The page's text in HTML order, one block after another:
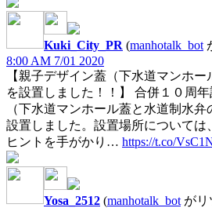
Kuki_City_PR (manhotalk_bot
8:00 AM 7/01 2020
【親子デザイン蓋（下水道マンホー
を設置しました！！】 合併１０周
（下水道マンホール蓋と水道制水
設置しました。設置場所については
ヒントを手がかり… https://t.co/
Yosa_2512 (manhotalk_bot がリ